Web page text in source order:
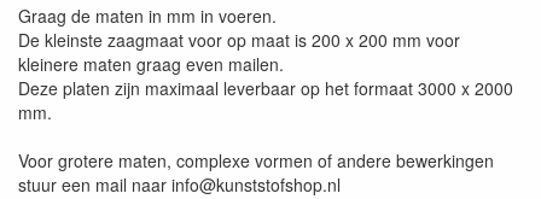
Graag de maten in mm in voeren.
De kleinste zaagmaat voor op maat is 200 x 200 mm voor
kleinere maten graag even mailen.
Deze platen zijn maximaal leverbaar op het formaat 3000 x 2000
mm.
Voor grotere maten, complexe vormen of andere bewerkingen
stuur een mail naar info@kunststofshop.nl